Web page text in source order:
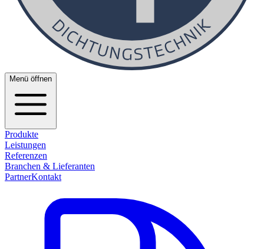
Menü öffnen
Produkte
Leistungen
Referenzen
Branchen & Lieferanten
PartnerKontakt